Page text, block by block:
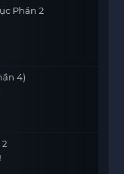
Phần 2
4)